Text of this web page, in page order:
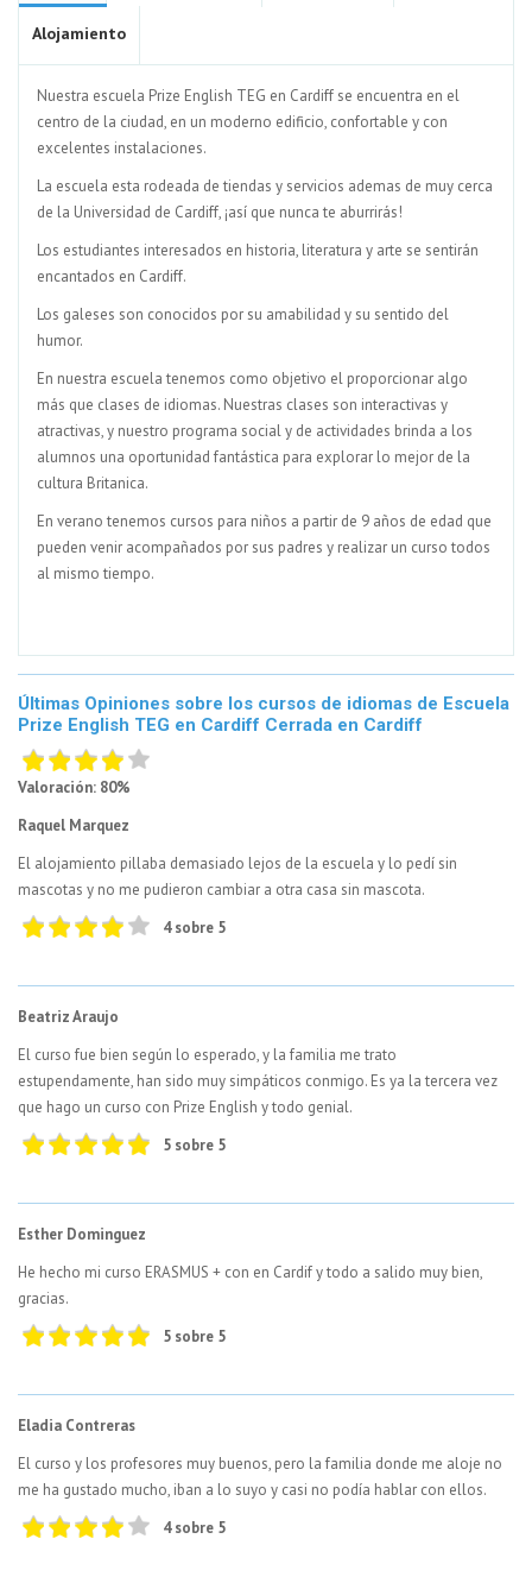
Alojamiento
Nuestra escuela Prize English TEG en Cardiff se encuentra en el
centro de la ciudad, en un moderno edificio, confortable y con
excelentes instalaciones.
La escuela esta rodeada de tiendas y servicios ademas de muy cerca
de la Universidad de Cardiff, ¡así que nunca te aburrirás!
Los estudiantes interesados en historia, literatura y arte se sentirán
encantados en Cardiff.
Los galeses son conocidos por su amabilidad y su sentido del
humor.
En nuestra escuela tenemos como objetivo el proporcionar algo
más que clases de idiomas. Nuestras clases son interactivas y
atractivas, y nuestro programa social y de actividades brinda a los
alumnos una oportunidad fantástica para explorar lo mejor de la
cultura Britanica.
En verano tenemos cursos para niños a partir de 9 años de edad que
pueden venir acompañados por sus padres y realizar un curso todos
al mismo tiempo.
Últimas Opiniones sobre los cursos de idiomas de Escuela
Prize English TEG en Cardiff Cerrada en Cardiff
Valoración: 80%
Raquel Marquez
El alojamiento pillaba demasiado lejos de la escuela y lo pedí sin
mascotas y no me pudieron cambiar a otra casa sin mascota.
4 sobre 5
Beatriz Araujo
El curso fue bien según lo esperado, y la familia me trato
estupendamente, han sido muy simpáticos conmigo. Es ya la tercera vez
que hago un curso con Prize English y todo genial.
5 sobre 5
Esther Dominguez
He hecho mi curso ERASMUS + con en Cardif y todo a salido muy bien,
gracias.
5 sobre 5
Eladia Contreras
El curso y los profesores muy buenos, pero la familia donde me aloje no
me ha gustado mucho, iban a lo suyo y casi no podía hablar con ellos.
4 sobre 5